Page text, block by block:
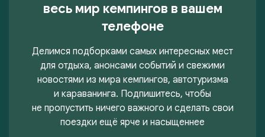
весь мир кемпингов в вашем
телефоне
Делимся подборками самых интересных мест
для отдыха, анонсами событий и свежими
новостями из мира кемпингов, автотуризма
и караванинга. Подпишитесь, чтобы
не пропустить ничего важного и сделать свои
поездки ещё ярче и насыщеннее